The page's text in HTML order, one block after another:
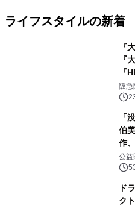
ライフスタイルの新着
『
『
『
ら
に
阪
「
伯
作
公
ド
ク